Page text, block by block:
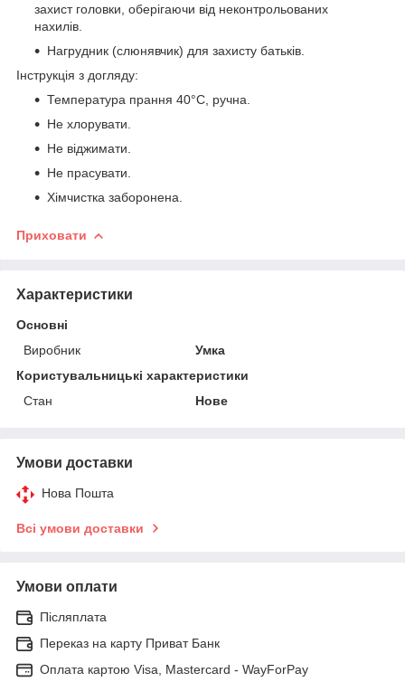
захист головки, оберігаючи від неконтрольованих
нахилів.
Нагрудник (слюнявчик) для захисту батьків.
Інструкція з догляду:
Температура прання 40°C, ручна.
Не хлорувати.
Не віджимати.
Не прасувати.
Хімчистка заборонена.
Приховати
Характеристики
Основні
Виробник
Умка
Користувальницькі характеристики
Стан
Нове
Умови доставки
Нова Пошта
Всі умови доставки
Умови оплати
Післяплата
Переказ на карту Приват Банк
Оплата картою Visa, Mastercard - WayForPay